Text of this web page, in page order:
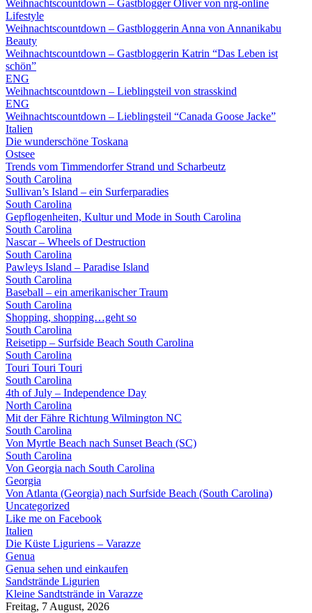
Weihnachtscountdown – Gastblogger Oliver von nrg-online
Lifestyle
Weihnachtscountdown – Gastbloggerin Anna von Annanikabu
Beauty
Weihnachtscountdown – Gastbloggerin Katrin “Das Leben ist
schön”
ENG
Weihnachtscountdown – Lieblingsteil von strasskind
ENG
Weihnachtscountdown – Lieblingsteil “Canada Goose Jacke”
Italien
Die wunderschöne Toskana
Ostsee
Trends vom Timmendorfer Strand und Scharbeutz
South Carolina
Sullivan’s Island – ein Surferparadies
South Carolina
Gepflogenheiten, Kultur und Mode in South Carolina
South Carolina
Nascar – Wheels of Destruction
South Carolina
Pawleys Island – Paradise Island
South Carolina
Baseball – ein amerikanischer Traum
South Carolina
Shopping, shopping…geht so
South Carolina
Reisetipp – Surfside Beach South Carolina
South Carolina
Touri Touri Touri
South Carolina
4th of July – Independence Day
North Carolina
Mit der Fähre Richtung Wilmington NC
South Carolina
Von Myrtle Beach nach Sunset Beach (SC)
South Carolina
Von Georgia nach South Carolina
Georgia
Von Atlanta (Georgia) nach Surfside Beach (South Carolina)
Uncategorized
Like me on Facebook
Italien
Die Küste Liguriens – Varazze
Genua
Genua sehen und einkaufen
Sandstrände Ligurien
Kleine Sandtstrände in Varazze
Freitag, 7 August, 2026